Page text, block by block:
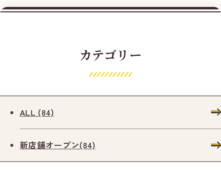
ー
カテゴリー
ALL (84)
新店舗オープン(84)